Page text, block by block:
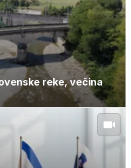
reke, večina